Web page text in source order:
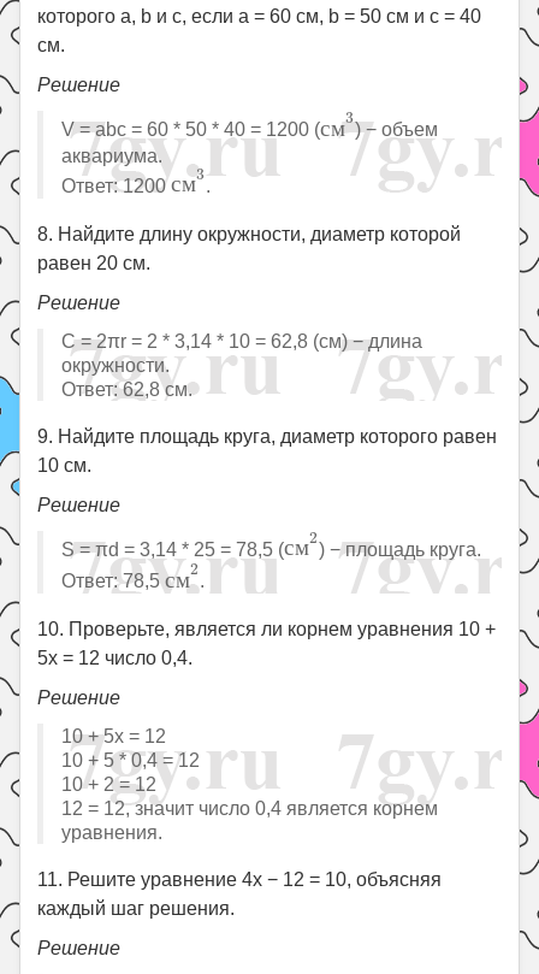
которого a, b и c, если a = 60 см, b = 50 см и c = 40
см.
Решение
V = abc = 60 * 50 * 40 = 1200 (см3
м3
) − объем
аквариума.
Ответ: 1200см3
с м3
8. Найдите длину окружности, диаметр которой
равен 20 см.
Решение
C = 2πr = 2 * 3,14 * 10 = 62,8 (см) − длина
окружности.
Ответ: 62,8 см.
9. Найдите площадь круга, диаметр которого равен
10 см.
Решение
S = πd = 3,14 * 25 = 78,5 (см2
м2
) − площадь круга.
Ответ: 78,5см2
см2
10. Проверьте, является ли корнем уравнения 10 +
5x = 12 число 0,4.
Решение
10 + 5x = 12
10 + 5 * 0,4 = 12
10 + 2 = 12
12 = 12, значит число 0,4 является корнем
уравнения.
11. Решите уравнение 4x − 12 = 10, объясняя
каждый шаг решения.
Решение